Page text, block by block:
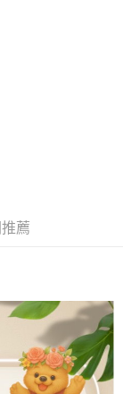
轉到大哥付的交易
，確認付款後即完
頁面所載為準。
，訂單將自動取
期系統評分，恕無
款。
商店將以您的個人
集、處理及利用，
更正。
userRule
。 讓您購物簡單
為準，若有關於
「AFTEE先享後付
home
薦